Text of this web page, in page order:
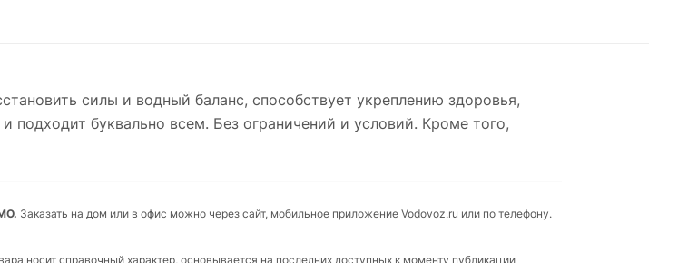
силы и водный баланс, способствует укреплению здоровья,
буквально всем. Без ограничений и условий. Кроме того,
Заказать на дом или в офис можно через сайт, мобильное приложение Vodovoz.ru или по телефону.
носит справочный характер, основывается на последних доступных к моменту публикации